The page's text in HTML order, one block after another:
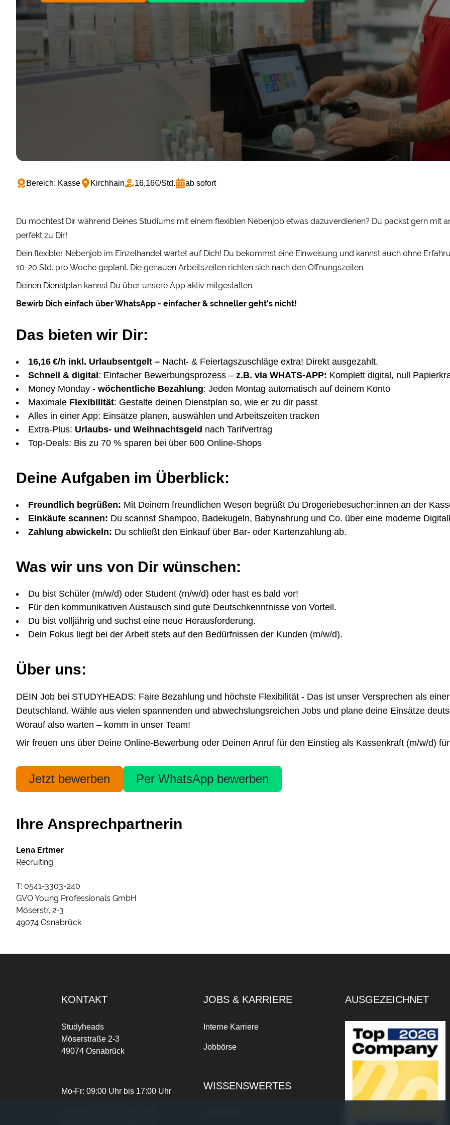
Kirchhain
Bereich: Kasse 16,16€/Std. ab sofort
Du möchtest Dir während Deines Studiums mit einem flexiblen Nebenjob etwas dazuverdienen? Du packst gern mit
perfekt zu Dir!
Dein flexibler Nebenjob im Einzelhandel wartet auf Dich! Du bekommst eine Einweisung und kannst auch ohne
10-20 Std. pro Woche geplant. Die genauen Arbeitszeiten richten sich nach den Öffnungszeiten.
Deinen Dienstplan kannst Du über unsere App aktiv mitgestalten.
Bewirb Dich einfach über WhatsApp - einfacher & schneller geht's nicht!
Das bieten wir Dir:
16,16 €/h inkl. Urlaubsentgelt – Nacht- & Feiertagszuschläge extra! Direkt ausgezahlt.
Schnell & digital : Einfacher Bewerbungsprozess – z.B. via WHATS-APP: Komplett digital, null
Money Monday - wöchentliche Bezahlung: Jeden Montag automatisch auf deinem Konto
Maximale Flexibilität: Gestalte deinen Dienstplan so, wie er zu dir passt
Alles in einer App: Einsätze planen, auswählen und Arbeitszeiten tracken
Extra-Plus: Urlaubs- und Weihnachtsgeld nach Tarifvertrag
Top-Deals: Bis zu 70 % sparen bei über 600 Online-Shops
Deine Aufgaben im Überblick:
Freundlich begrüßen: Mit Deinem freundlichen Wesen begrüßt Du Drogeriebesucher:innen an der
Einkäufe scannen: Du scannst Shampoo, Badekugeln, Babynahrung und Co. über eine moderne
Zahlung abwickeln: Du schließt den Einkauf über Bar- oder Kartenzahlung ab.
Was wir uns von Dir wünschen:
Du bist Schüler (m/w/d) oder Student (m/w/d) oder hast es bald vor!
Für den kommunikativen Austausch sind gute Deutschkenntnisse von Vorteil.
Du bist volljährig und suchst eine neue Herausforderung.
Dein Fokus liegt bei der Arbeit stets auf den Bedürfnissen der Kunden (m/w/d).
Über uns:
DEIN Job bei STUDYHEADS: Faire Bezahlung und höchste Flexibilität - Das ist unser Versprechen als
Deutschland. Wähle aus vielen spannenden und abwechslungsreichen Jobs und plane deine Einsätze
Worauf also warten – komm in unser Team!
Wir freuen uns über Deine Online-Bewerbung oder Deinen Anruf für den Einstieg als Kassenkraft (m/w/d)
Jetzt bewerben Per WhatsApp bewerben
Ihre Ansprechpartnerin
Lena Ertmer
Recruiting
T: 0541-3303-240
GVO Young Professionals GmbH
Möserstr. 2-3
49074 Osnabrück
KONTAKT
Studyheads
Möserstraße 2-3
49074 Osnabrück
Mo-Fr: 09:00 Uhr bis 17:00 Uhr
JOBS & KARRIERE
Interne Karriere
Jobbörse
WISSENSWERTES
AUSGEZEICHNET